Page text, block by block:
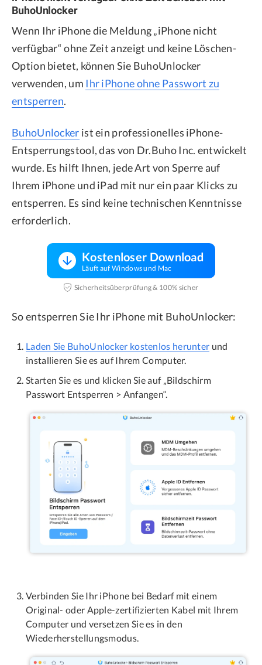
BuhoUnlocker
Wenn Ihr iPhone die Meldung „iPhone nicht
verfügbar“ ohne Zeit anzeigt und keine Löschen-
Option bietet, können Sie BuhoUnlocker
verwenden, um Ihr iPhone ohne Passwort zu
entsperren.
BuhoUnlocker ist ein professionelles iPhone-
Entsperrungstool, das von Dr.Buho Inc. entwickelt
wurde. Es hilft Ihnen, jede Art von Sperre auf
Ihrem iPhone und iPad mit nur ein paar Klicks zu
entsperren. Es sind keine technischen Kenntnisse
erforderlich.
Kostenloser Download
Läuft auf Windows und Mac
Sicherheitsüberprüfung & 100% sicher
So entsperren Sie Ihr iPhone mit BuhoUnlocker:
Laden Sie BuhoUnlocker kostenlos herunter und
installieren Sie es auf Ihrem Computer.
Starten Sie es und klicken Sie auf „Bildschirm
Passwort Entsperren > Anfangen“.
Verbinden Sie Ihr iPhone bei Bedarf mit einem
Original- oder Apple-zertifizierten Kabel mit Ihrem
Computer und versetzen Sie es in den
Wiederherstellungsmodus.